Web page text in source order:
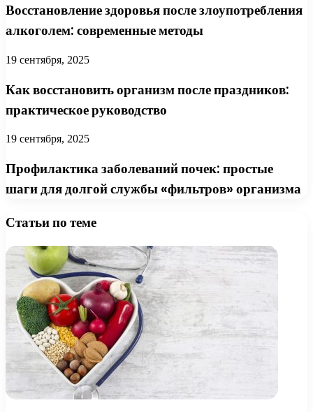
Восстановление здоровья после злоупотребления
алкоголем: современные методы
19 сентября, 2025
Как восстановить организм после праздников:
практическое руководство
19 сентября, 2025
Профилактика заболеваний почек: простые
шаги для долгой службы «фильтров» организма
Статьи по теме